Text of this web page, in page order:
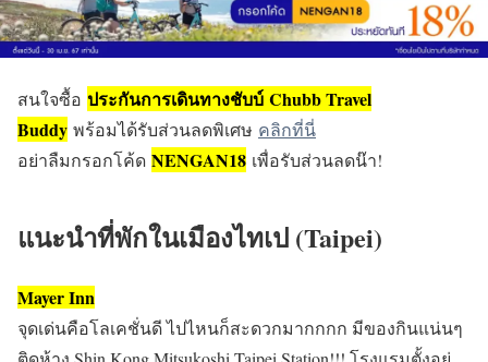
สนใจซื้อ ประกันการเดินทางชับบ์ Chubb Travel
Buddy พร้อมได้รับส่วนลดพิเศษ คลิกที่นี่
อย่าลืมกรอกโค้ด NENGAN18 เพื่อรับส่วนลดน๊า!
แนะนำที่พักในเมืองไทเป (Taipei)
Mayer Inn
จุดเด่นคือโลเคชั่นดี ไปไหนก็สะดวกมากกกก มีของกินแน่นๆ